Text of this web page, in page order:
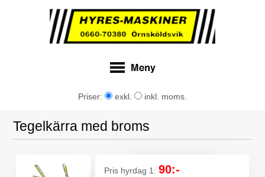
Priser: exkl. inkl. moms.
Tegelkärra med broms
Pris hyrdag 1:90:-